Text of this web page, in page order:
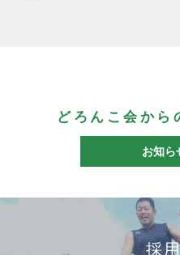
どろんこ会から
お知ら
採